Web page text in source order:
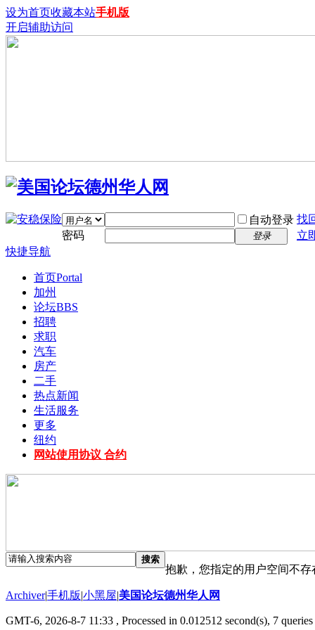
设为首页收藏本站手机版
开启辅助访问
自动登录 找
密码
登录
立
快捷导航
首页Portal
加州
论坛BBS
招聘
求职
汽车
房产
二手
热点新闻
生活服务
更多
纽约
网站使用协议 合约
搜索
抱歉，您指定的用户空间不存
Archiver|手机版|小黑屋|美国论坛德州华人网
GMT-6, 2026-8-7 11:33 , Processed in 0.012512 second(s), 7 queries